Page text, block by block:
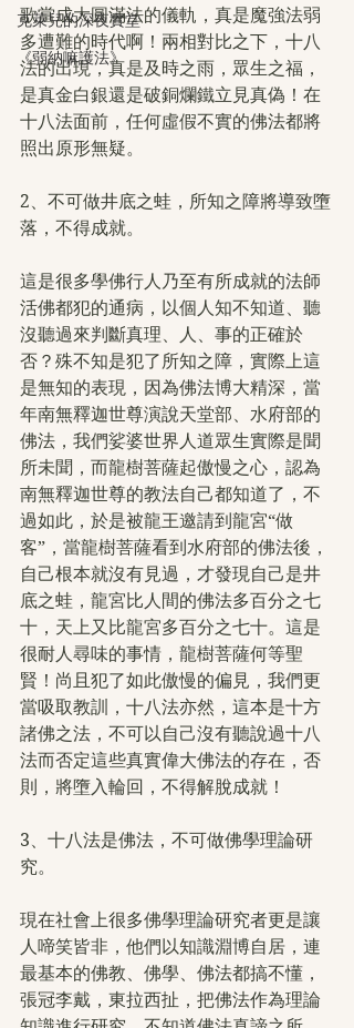
克萊兒的深夜實堂
《弱納嘛護法》
歌當成大圓滿法的儀軌，真是魔強法弱
多遭難的時代啊！兩相對比之下，十八
法的出現，真是及時之雨，眾生之福，
是真金白銀還是破銅爛鐵立見真偽！在
十八法面前，任何虛假不實的佛法都將
照出原形無疑。
2、不可做井底之蛙，所知之障將導致墮
落，不得成就。
這是很多學佛行人乃至有所成就的法師
活佛都犯的通病，以個人知不知道、聽
沒聽過來判斷真理、人、事的正確於
否？殊不知是犯了所知之障，實際上這
是無知的表現，因為佛法博大精深，當
年南無釋迦世尊演說天堂部、水府部的
佛法，我們娑婆世界人道眾生實際是聞
所未聞，而龍樹菩薩起傲慢之心，認為
南無釋迦世尊的教法自己都知道了，不
過如此，於是被龍王邀請到龍宮“做
客”，當龍樹菩薩看到水府部的佛法後，
自己根本就沒有見過，才發現自己是井
底之蛙，龍宮比人間的佛法多百分之七
十，天上又比龍宮多百分之七十。這是
很耐人尋味的事情，龍樹菩薩何等聖
賢！尚且犯了如此傲慢的偏見，我們更
當吸取教訓，十八法亦然，這本是十方
諸佛之法，不可以自己沒有聽說過十八
法而否定這些真實偉大佛法的存在，否
則，將墮入輪回，不得解脫成就！
3、十八法是佛法，不可做佛學理論研
究。
現在社會上很多佛學理論研究者更是讓
人啼笑皆非，他們以知識淵博自居，連
最基本的佛教、佛學、佛法都搞不懂，
張冠李戴，東拉西扯，把佛法作為理論